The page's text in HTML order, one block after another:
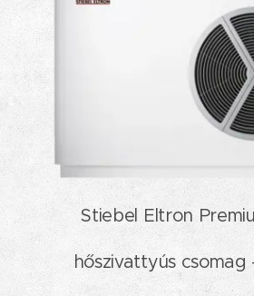
Stiebel Eltron
hőszivattyús csomag